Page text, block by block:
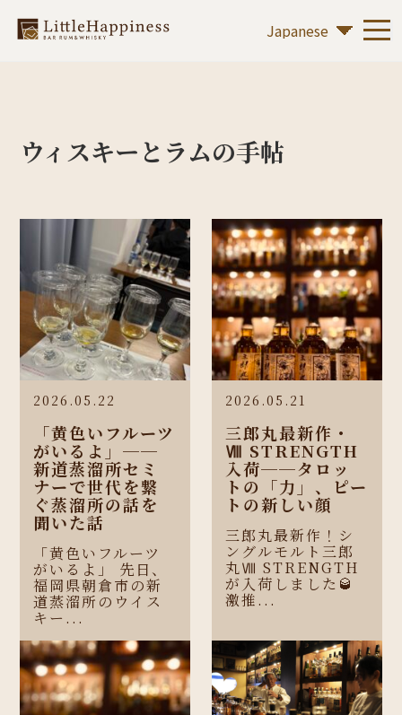
ウィスキーとラムの手帖
2026.05.22
「黄色いフルーツ
がいるよ」──
新道蒸溜所セミ
ナーで世代を繋
ぐ蒸溜所の話を
聞いた話
「黄色いフルーツ
がいるよ」 先日、
福岡県朝倉市の新
道蒸溜所のウイス
キー...
2026.05.21
三郎丸最新作・
Ⅷ STRENGTH
入荷──タロッ
トの「力」、ピー
トの新しい顔
三郎丸最新作！シ
ングルモルト三郎
丸Ⅷ STRENGTH
が入荷しました🥃
激推...